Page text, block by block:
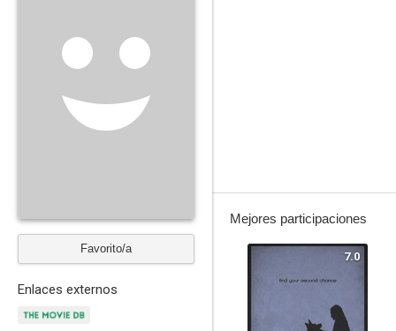
Favorito/a
Enlaces externos
Mejores participaciones
7.0